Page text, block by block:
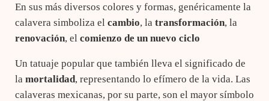
En sus más diversos colores y formas, genéricamente la
calavera simboliza el cambio, la transformación, la
renovación, el comienzo de un nuevo ciclo
Un tatuaje popular que también lleva el significado de
la mortalidad, representando lo efímero de la vida. Las
calaveras mexicanas, por su parte, son el mayor símbolo